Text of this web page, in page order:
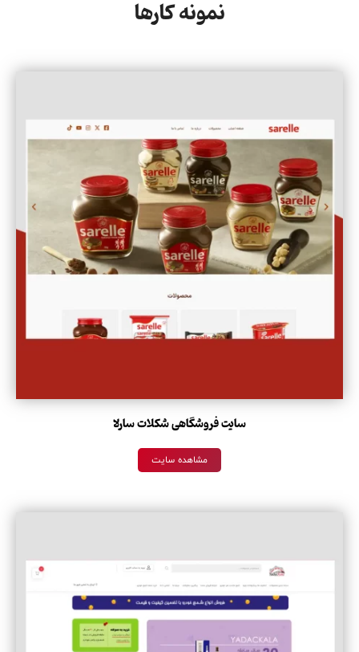
نمونه کارها
سایت فروشگاهی شکلات سارلا
مشاهده سایت